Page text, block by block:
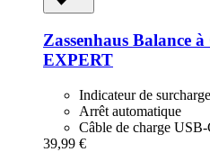
Zassenhaus Balance
EXPERT
Indicateur de surcharge
Arrêt automatique
Câble de charge
39,99 €